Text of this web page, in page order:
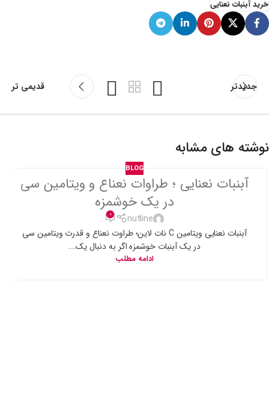
خرید آبنبات نعنایی
جدیدتر قدیمی تر
نوشته های مشابه
BLOG
آبنبات نعنایی ؛ طراوات نعناع و ویتامین سی
در یک خوشمزه
nutline
0
آبنبات نعنایی ویتامین C نات لاین؛ طراوت نعناع و قدرت ویتامین سی
در یک آبنبات خوشمزه اگر به دنبال یک...
ادامه مطلب